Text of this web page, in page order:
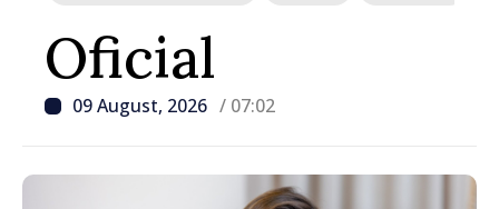
Oficial
09 August, 2026 / 07:02